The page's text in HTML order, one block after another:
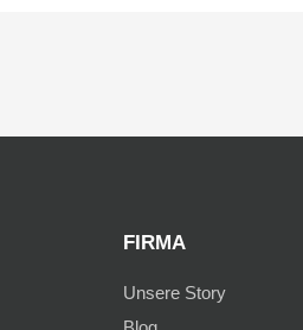
FIRMA
Unsere Story